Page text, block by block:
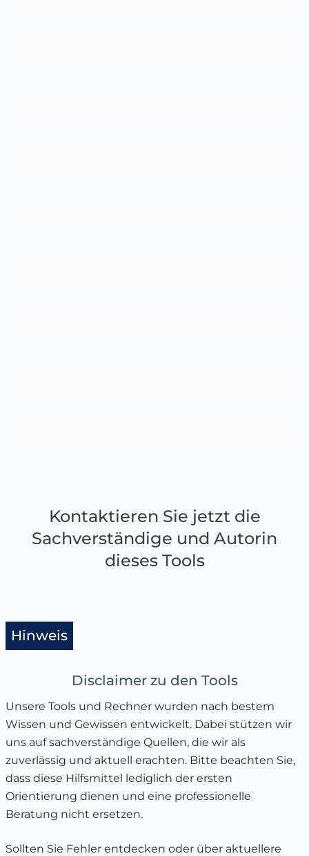
Kontaktieren Sie jetzt die
Sachverständige und Autorin
dieses Tools
Hinweis
Disclaimer zu den Tools
Unsere Tools und Rechner wurden nach bestem
Wissen und Gewissen entwickelt. Dabei stützen wir
uns auf sachverständige Quellen, die wir als
zuverlässig und aktuell erachten. Bitte beachten Sie,
dass diese Hilfsmittel lediglich der ersten
Orientierung dienen und eine professionelle
Beratung nicht ersetzen.
Sollten Sie Fehler entdecken oder über aktuellere